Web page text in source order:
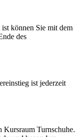
können Sie mit dem
des
ist jederzeit
Kursraum Turnschuhe.